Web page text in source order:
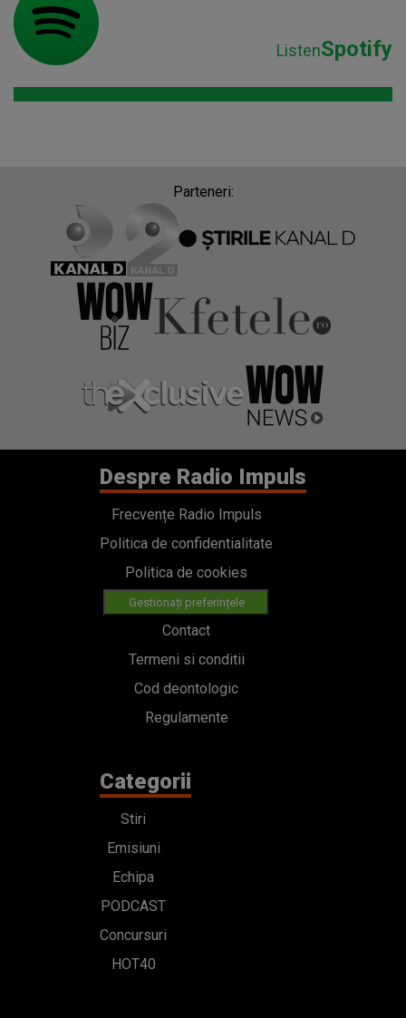
ListenSpotify
Parteneri:
Despre Radio Impuls
Frecvențe Radio Impuls
Politica de confidentialitate
Politica de cookies
Gestionați preferințele
Contact
Termeni si conditii
Cod deontologic
Regulamente
Categorii
Stiri
Emisiuni
Echipa
PODCAST
Concursuri
HOT40